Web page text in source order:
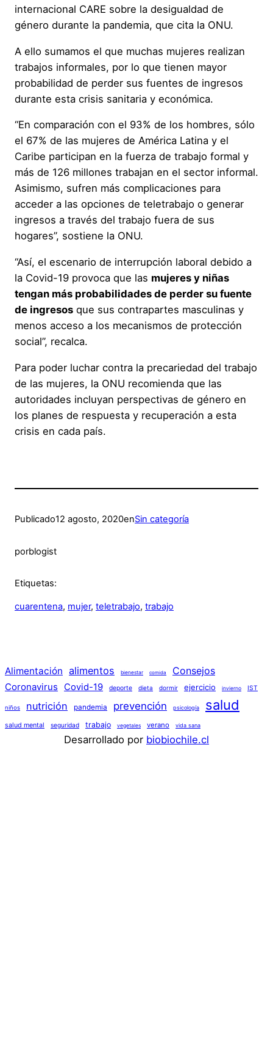
internacional CARE sobre la desigualdad de
género durante la pandemia, que cita la ONU.
A ello sumamos el que muchas mujeres realizan
trabajos informales, por lo que tienen mayor
probabilidad de perder sus fuentes de ingresos
durante esta crisis sanitaria y económica.
“En comparación con el 93% de los hombres, sólo
el 67% de las mujeres de América Latina y el
Caribe participan en la fuerza de trabajo formal y
más de 126 millones trabajan en el sector informal.
Asimismo, sufren más complicaciones para
acceder a las opciones de teletrabajo o generar
ingresos a través del trabajo fuera de sus
hogares”, sostiene la ONU.
“Así, el escenario de interrupción laboral debido a
la Covid-19 provoca que las mujeres y niñas
tengan más probabilidades de perder su fuente
de ingresos que sus contrapartes masculinas y
menos acceso a los mecanismos de protección
social”, recalca.
Para poder luchar contra la precariedad del trabajo
de las mujeres, la ONU recomienda que las
autoridades incluyan perspectivas de género en
los planes de respuesta y recuperación a esta
crisis en cada país.
Publicado12 agosto, 2020enSin categoría
porblogist
Etiquetas:
cuarentena, mujer, teletrabajo, trabajo
Alimentación alimentos bienestar comida Consejos
Coronavirus Covid-19 deporte dieta dormir ejercicio invierno IST
niños nutrición pandemia prevención psicología salud
salud mental seguridad trabajo vegetales verano vida sana
Desarrollado por biobiochile.cl